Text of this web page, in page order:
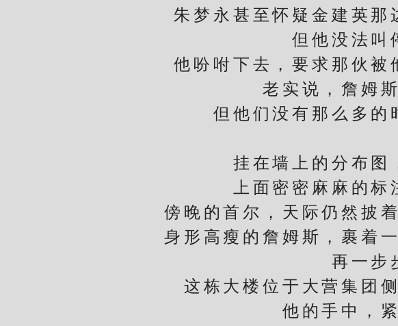
朱梦永甚至怀疑金建英那边
但他没法叫停
他吩咐下去，要求那伙被他
老实说，詹姆斯
但他们没有那么多的时
挂在墙上的分布图，
上面密密麻麻的标注
傍晚的首尔，天际仍然披着
身形高瘦的詹姆斯，裹着一
再一步
这栋大楼位于大营集团侧
他的手中，紧